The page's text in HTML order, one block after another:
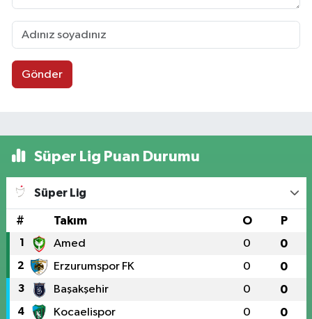
Gönder
Süper Lig Puan Durumu
Süper Lig
# Takım O P
1 Amed 0 0
2 Erzurumspor FK 0 0
3 Başakşehir 0 0
4 Kocaelispor 0 0